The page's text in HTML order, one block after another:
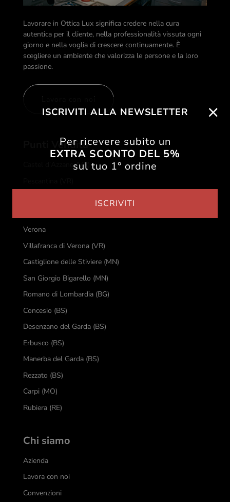
Punti Vendita
Castel d'Azzano (VR)
Verona
Villafranca di Verona (VR)
Castiglione delle Stiviere (MN)
San Giorgio Bigarello (MN)
Romano di Lombardia (BG)
Concesio (BS)
Desenzano del Garda (BS)
Erbusco (BS)
Manerba del Garda (BS)
Rezzato (BS)
Carpi (MO)
Rubiera (RE)
Chi siamo
Azienda
Lavora con noi
Convenzioni
Lavorare in Ottica Lux significa credere nella cura
autentica per il cliente, nella professionalità vissuta ogni
giorno e nella voglia di crescere continuamente. È
scegliere un ambiente che valorizza le persone e la loro
passione.
Lavora con noi
ISCRIVITI ALLA NEWSLETTER
Per ricevere subito un
EXTRA SCONTO DEL 5%
sul tuo 1° ordine
ISCRIVITI